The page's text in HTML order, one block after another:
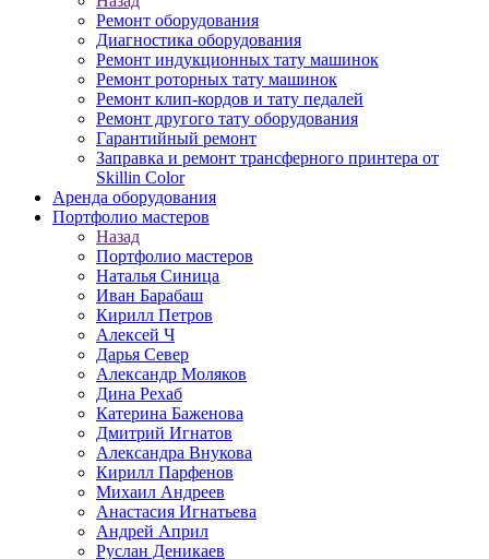
Ремонт оборудования
Диагностика оборудования
Ремонт индукционных тату машинок
Ремонт роторных тату машинок
Ремонт клип-кордов и тату педалей
Ремонт другого тату оборудования
Гарантийный ремонт
Заправка и ремонт трансферного принтера от
Skillin Color
Аренда оборудования
Портфолио мастеров
Назад
Портфолио мастеров
Наталья Синица
Иван Барабаш
Кирилл Петров
Алексей Ч
Дарья Север
Александр Моляков
Дина Рехаб
Катерина Баженова
Дмитрий Игнатов
Александра Внукова
Кирилл Парфенов
Михаил Андреев
Анастасия Игнатьева
Андрей Април
Руслан Деникаев